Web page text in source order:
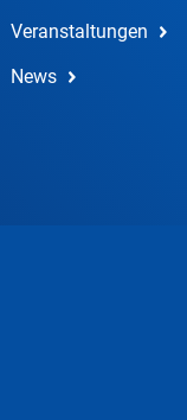
Veranstaltungen
News